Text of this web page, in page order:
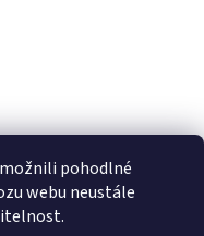
pohodlné
webu neustále